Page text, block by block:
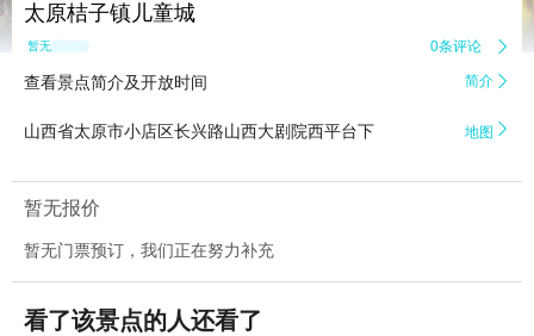
太原桔子镇儿童城
暂无点评 0条评论 
查看景点简介及开放时间 简介 
山西省太原市小店区长兴路山西大剧院西平台下 地图 
暂无报价
暂无门票预订，我们正在努力补充
看了该景点的人还看了